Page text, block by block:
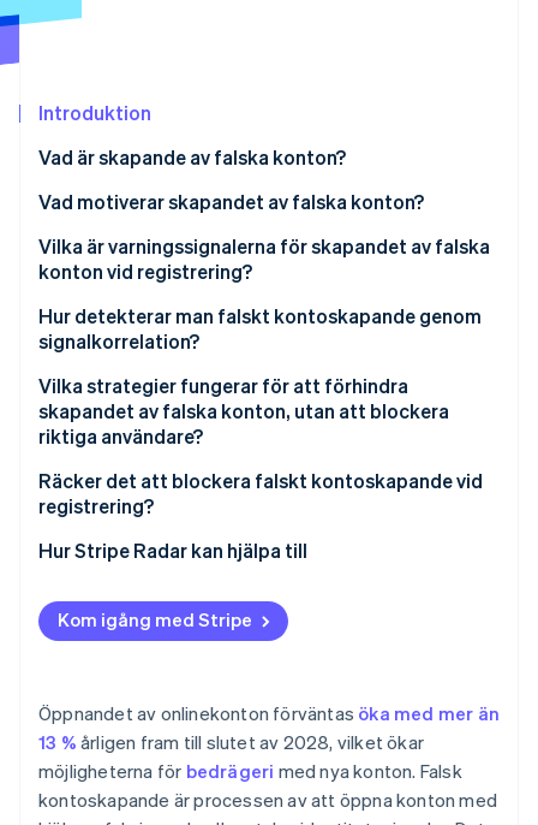
Stripe Sessions 2026
Se hur Stripe bygger den ekonomiska
Titta nu
Introduktion
Vad är skapande av falska konton?
Vad motiverar skapandet av falska konton?
Missbruk av kostnadsfria provperioder och
kampanjer
Skräppost och plattformsmanipulation
API och dataskrapning
Infrastruktur för stulen inloggningsattack
Förberedelse för betalningsbedrägeri
Vilka är varningssignalerna för skapandet av falska
konton vid registrering?
E-postsignaler
Enhets- och nätverkssignaler
Beteendesignaler
Signaler för identitetssammanhang
Hur detekterar man falskt kontoskapande genom
signalkorrelation?
Vilka strategier fungerar för att förhindra
skapandet av falska konton, utan att blockera
riktiga användare?
Räcker det att blockera falskt kontoskapande vid
registrering?
Hur Stripe Radar kan hjälpa till
Kom igång med Stripe
Öppnandet av onlinekonton förväntas öka med mer än
13 % årligen fram till slutet av 2028, vilket ökar
möjligheterna för bedrägeri med nya konton. Falsk
kontoskapande är processen av att öppna konton med